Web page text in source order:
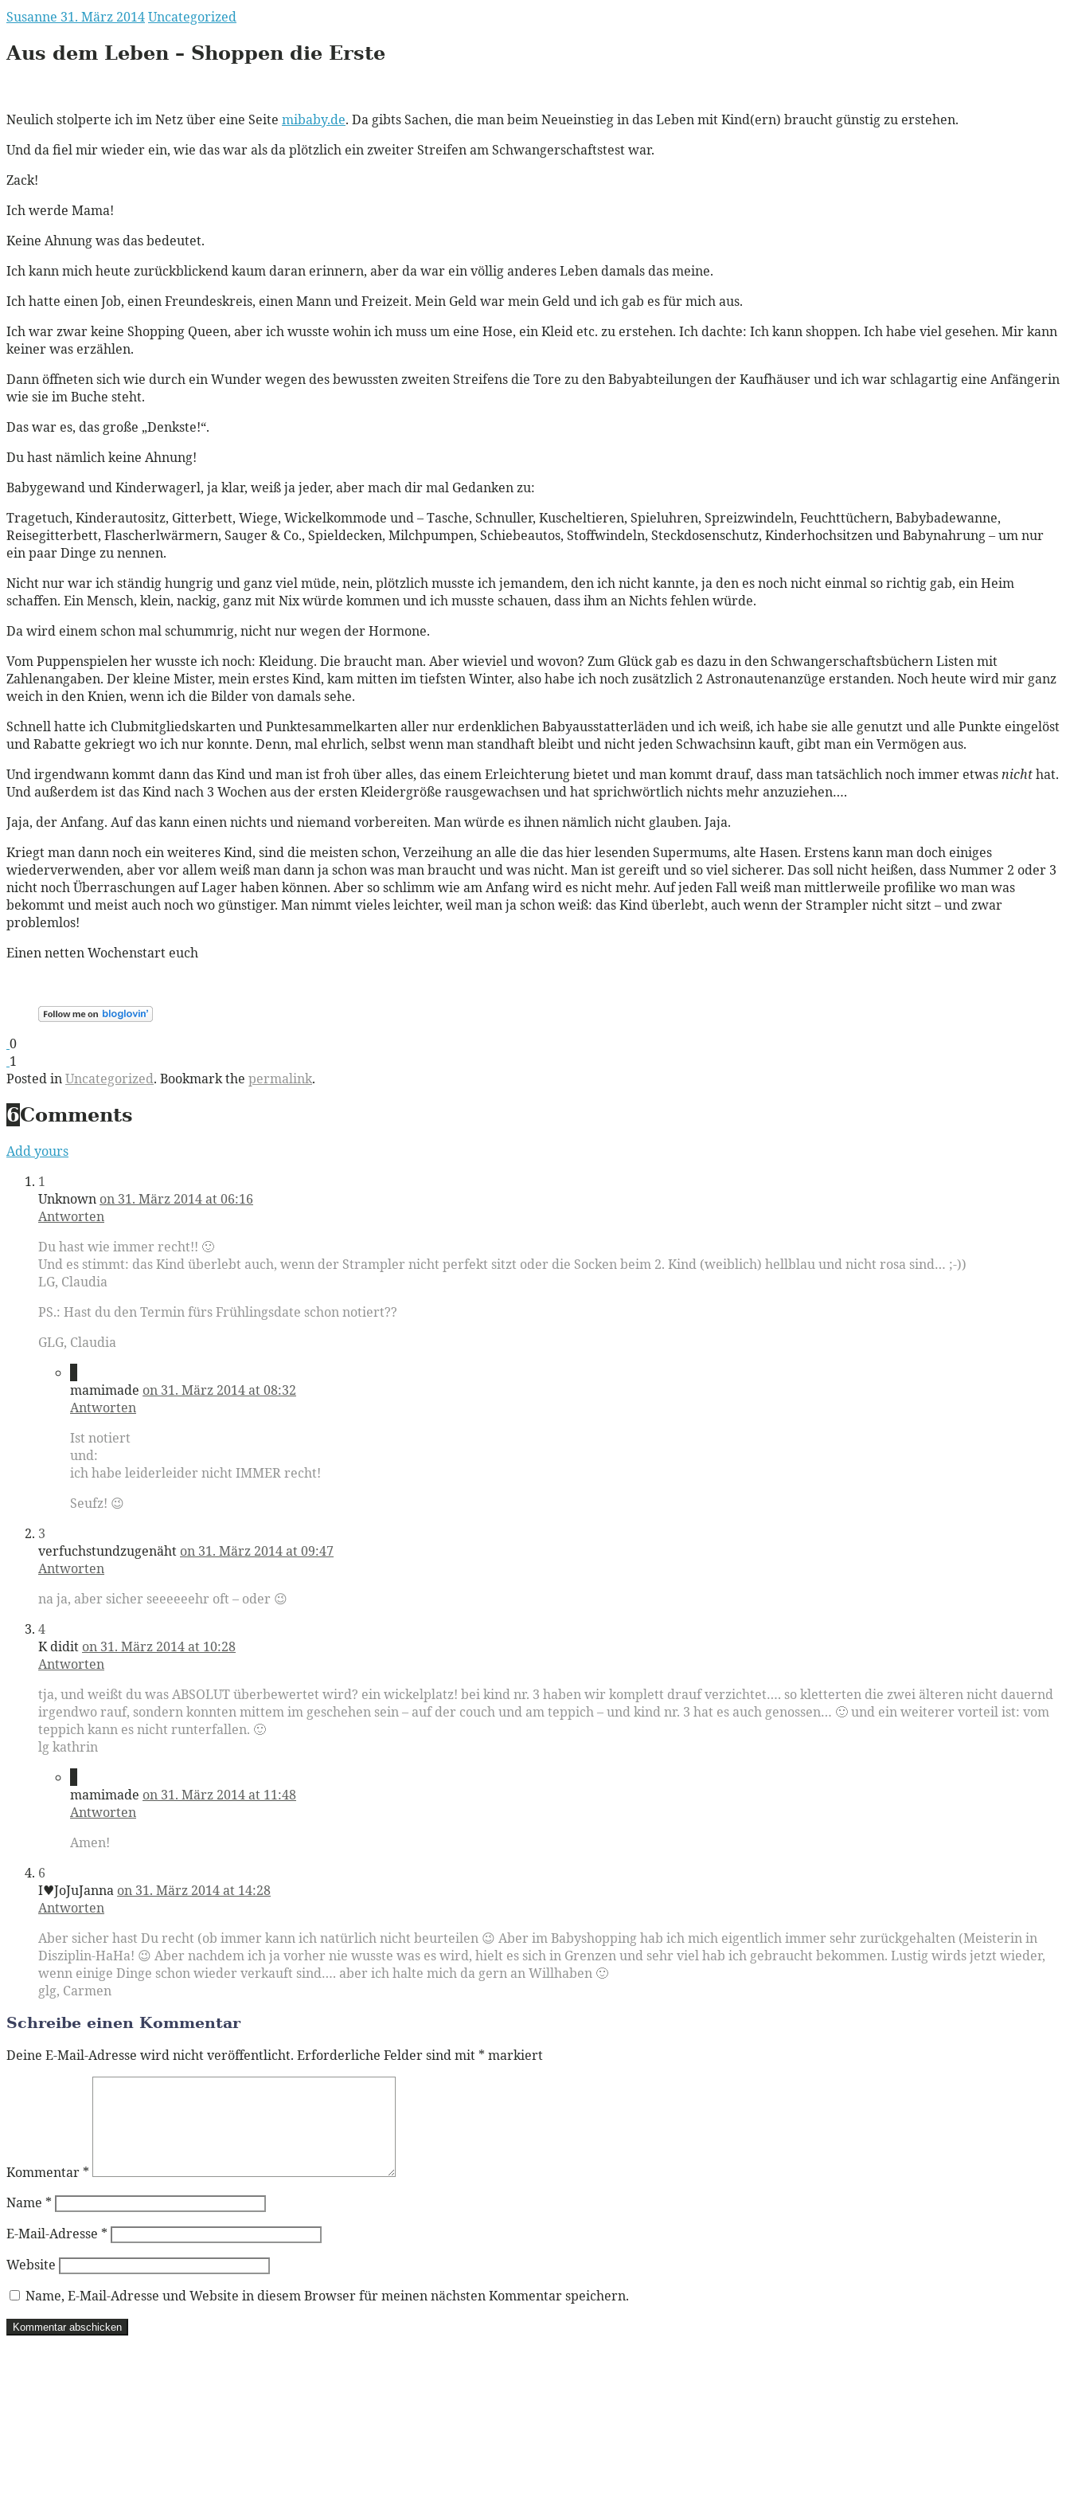
Susanne 31. März 2014Uncategorized
Aus dem Leben – Shoppen die Erste
Neulich stolperte ich im Netz über eine Seite mibaby.de. Da gibts Sachen, die man beim Neueinstieg in das Leben mit Kind(ern) braucht günstig zu erstehen.
Und da fiel mir wieder ein, wie das war als da plötzlich ein zweiter Streifen am Schwangerschaftstest war.
Zack!
Ich werde Mama!
Keine Ahnung was das bedeutet.
Ich kann mich heute zurückblickend kaum daran erinnern, aber da war ein völlig anderes Leben damals das meine.
Ich hatte einen Job, einen Freundeskreis, einen Mann und Freizeit. Mein Geld war mein Geld und ich gab es für mich aus.
Ich war zwar keine Shopping Queen, aber ich wusste wohin ich muss um eine Hose, ein Kleid etc. zu erstehen. Ich dachte: Ich kann shoppen. Ich habe viel gesehen. Mir kann
keiner was erzählen.
Dann öffneten sich wie durch ein Wunder wegen des bewussten zweiten Streifens die Tore zu den Babyabteilungen der Kaufhäuser und ich war schlagartig eine Anfängerin
wie sie im Buche steht.
Das war es, das große „Denkste!“.
Du hast nämlich keine Ahnung!
Babygewand und Kinderwagerl, ja klar, weiß ja jeder, aber mach dir mal Gedanken zu:
Tragetuch, Kinderautositz, Gitterbett, Wiege, Wickelkommode und – Tasche, Schnuller, Kuscheltieren, Spieluhren, Spreizwindeln, Feuchttüchern, Babybadewanne,
Reisegitterbett, Flascherlwärmern, Sauger & Co., Spieldecken, Milchpumpen, Schiebeautos, Stoffwindeln, Steckdosenschutz, Kinderhochsitzen und Babynahrung – um nur
ein paar Dinge zu nennen.
Nicht nur war ich ständig hungrig und ganz viel müde, nein, plötzlich musste ich jemandem, den ich nicht kannte, ja den es noch nicht einmal so richtig gab, ein Heim
schaffen. Ein Mensch, klein, nackig, ganz mit Nix würde kommen und ich musste schauen, dass ihm an Nichts fehlen würde.
Da wird einem schon mal schummrig, nicht nur wegen der Hormone.
Vom Puppenspielen her wusste ich noch: Kleidung. Die braucht man. Aber wieviel und wovon? Zum Glück gab es dazu in den Schwangerschaftsbüchern Listen mit
Zahlenangaben. Der kleine Mister, mein erstes Kind, kam mitten im tiefsten Winter, also habe ich noch zusätzlich 2 Astronautenanzüge erstanden. Noch heute wird mir ganz
weich in den Knien, wenn ich die Bilder von damals sehe.
Schnell hatte ich Clubmitgliedskarten und Punktesammelkarten aller nur erdenklichen Babyausstatterläden und ich weiß, ich habe sie alle genutzt und alle Punkte eingelöst
und Rabatte gekriegt wo ich nur konnte. Denn, mal ehrlich, selbst wenn man standhaft bleibt und nicht jeden Schwachsinn kauft, gibt man ein Vermögen aus.
Und irgendwann kommt dann das Kind und man ist froh über alles, das einem Erleichterung bietet und man kommt drauf, dass man tatsächlich noch immer etwasnichthat.
Und außerdem ist das Kind nach 3 Wochen aus der ersten Kleidergröße rausgewachsen und hat sprichwörtlich nichts mehr anzuziehen….
Jaja, der Anfang. Auf das kann einen nichts und niemand vorbereiten. Man würde es ihnen nämlich nicht glauben. Jaja.
Kriegt man dann noch ein weiteres Kind, sind die meisten schon, Verzeihung an alle die das hier lesenden Supermums, alte Hasen. Erstens kann man doch einiges
wiederverwenden, aber vor allem weiß man dann ja schon was man braucht und was nicht. Man ist gereift und so viel sicherer. Das soll nicht heißen, dass Nummer 2 oder 3
nicht noch Überraschungen auf Lager haben können. Aber so schlimm wie am Anfang wird es nicht mehr. Auf jeden Fall weiß man mittlerweile profilike wo man was
bekommt und meist auch noch wo günstiger. Man nimmt vieles leichter, weil man ja schon weiß: das Kind überlebt, auch wenn der Strampler nicht sitzt – und zwar
problemlos!
Einen netten Wochenstart euch
0
1
Posted inUncategorized. Bookmark the permalink.
6Comments
Add yours
1
Unknown on 31. März 2014 at 06:16
Antworten
Du hast wie immer recht!! 🙂
Und es stimmt: das Kind überlebt auch, wenn der Strampler nicht perfekt sitzt oder die Socken beim 2. Kind (weiblich) hellblau und nicht rosa sind… ;-))
LG, Claudia
PS.: Hast du den Termin fürs Frühlingsdate schon notiert??
GLG, Claudia
mamimade on 31. März 2014 at 08:32
Antworten
Ist notiert
und:
ich habe leiderleider nicht IMMER recht!
Seufz! 😉
3
verfuchstundzugenäht on 31. März 2014 at 09:47
Antworten
na ja, aber sicher seeeeeehr oft – oder 😉
4
K didit on 31. März 2014 at 10:28
Antworten
tja, und weißt du was ABSOLUT überbewertet wird? ein wickelplatz! bei kind nr. 3 haben wir komplett drauf verzichtet…. so kletterten die zwei älteren nicht dauernd
irgendwo rauf, sondern konnten mittem im geschehen sein – auf der couch und am teppich – und kind nr. 3 hat es auch genossen… 🙂 und ein weiterer vorteil ist: vom
teppich kann es nicht runterfallen. 🙂
lg kathrin
mamimade on 31. März 2014 at 11:48
Antworten
Amen!
6
I♥JoJuJanna on 31. März 2014 at 14:28
Antworten
Aber sicher hast Du recht (ob immer kann ich natürlich nicht beurteilen 😉 Aber im Babyshopping hab ich mich eigentlich immer sehr zurückgehalten (Meisterin in
Disziplin-HaHa! 😉 Aber nachdem ich ja vorher nie wusste was es wird, hielt es sich in Grenzen und sehr viel hab ich gebraucht bekommen. Lustig wirds jetzt wieder,
wenn einige Dinge schon wieder verkauft sind…. aber ich halte mich da gern an Willhaben 🙂
glg, Carmen
Schreibe einen Kommentar
Deine E-Mail-Adresse wird nicht veröffentlicht. Erforderliche Felder sind mit * markiert
Kommentar *
Name *
E-Mail-Adresse *
Website
Name, E-Mail-Adresse und Website in diesem Browser für meinen nächsten Kommentar speichern.